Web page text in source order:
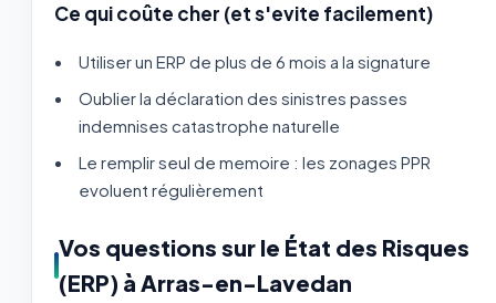
Ce qui coûte cher (et s'evite facilement)
Utiliser un ERP de plus de 6 mois a la signature
Oublier la déclaration des sinistres passes
indemnises catastrophe naturelle
Le remplir seul de memoire : les zonages PPR
evoluent régulièrement
Vos questions sur le État des Risques
(ERP) à Arras-en-Lavedan